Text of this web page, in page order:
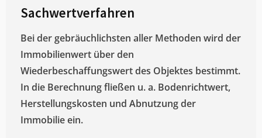
Sachwertverfahren
Bei der gebräuchlichsten aller Methoden wird der
Immobilienwert über den
Wiederbeschaffungswert des Objektes bestimmt.
In die Berechnung fließen u. a. Bodenrichtwert,
Herstellungskosten und Abnutzung der
Immobilie ein.